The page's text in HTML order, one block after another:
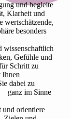
und begleite
Klarheit und
wertschätzende,
besonders
wissenschaftlich
Gefühle und
Schritt zu
Ihnen
dabei zu
– ganz im Sinne
und orientiere